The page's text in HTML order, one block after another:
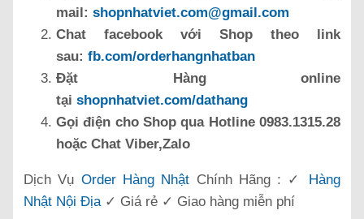
mail: shopnhatviet.com@gmail.com
Chat facebook với Shop theo link
sau: fb.com/orderhangnhatban
Đặt Hàng online
tại shopnhatviet.com/dathang
Gọi điện cho Shop qua Hotline 0983.1315.28
hoặc Chat Viber,Zalo
Dịch Vụ Order Hàng Nhật Chính Hãng : ✓
Hàng
Nhật Nội Địa✓ Giá rẻ ✓ Giao hàng miễn phí